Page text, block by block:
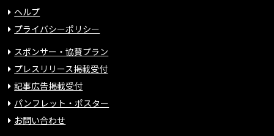
ヘルプ
プライバシーポリシー
スポンサー・協賛プラン
プレスリリース掲載受付
記事広告掲載受付
パンフレット・ポスター
お問い合わせ